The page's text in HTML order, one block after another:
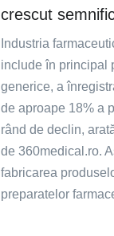
crescut
Industria
include în principal
generice, a
de aproape 18% a
rând de declin,
de 360medical.ro.
fabricarea
preparatelor